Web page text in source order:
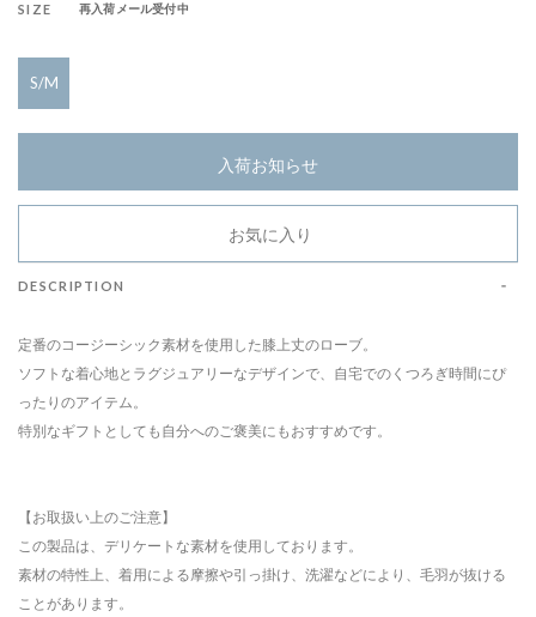
SIZE 再入荷メール受付中
S/M
入荷お知らせ
お気に入り
DESCRIPTION
定番のコージーシック素材を使用した膝上丈のローブ。
ソフトな着心地とラグジュアリーなデザインで、自宅でのくつろぎ時間にぴ
ったりのアイテム。
特別なギフトとしても自分へのご褒美にもおすすめです。
【お取扱い上のご注意】
この製品は、デリケートな素材を使用しております。
素材の特性上、着用による摩擦や引っ掛け、洗濯などにより、毛羽が抜ける
ことがあります。